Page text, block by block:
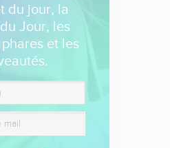
du jour, la
Jour, les
et les